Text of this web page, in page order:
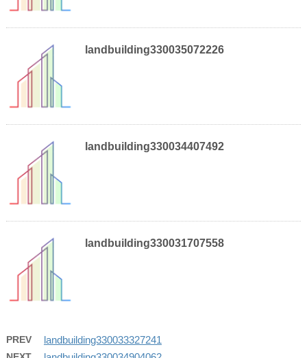
landbuilding330035072226
landbuilding330034407492
landbuilding330031707558
PREV landbuilding330033327241